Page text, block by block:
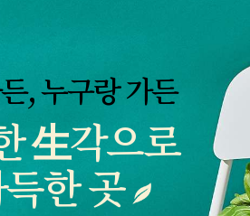
, 누구랑 가든
生각으로
한 곳